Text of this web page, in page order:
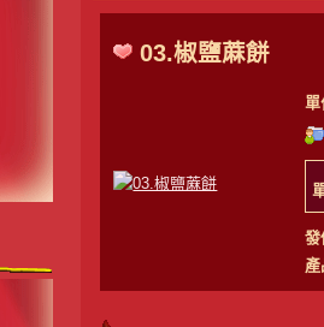
03.椒鹽蔴餅
單
發